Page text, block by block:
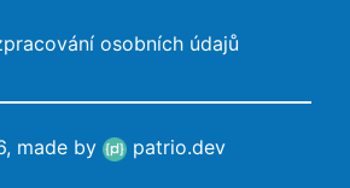
osobních údajů
made by patrio.dev